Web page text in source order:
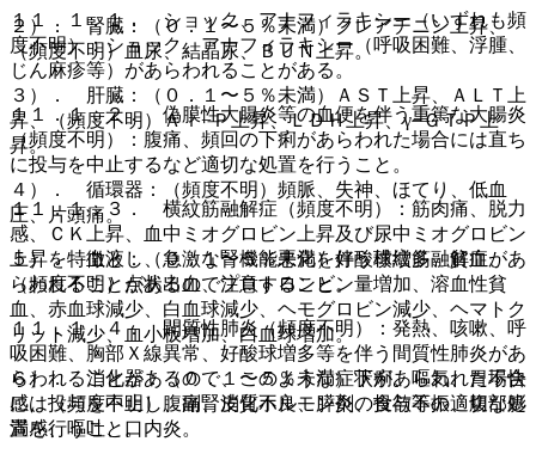
２）． 腎臓：（０．１〜５％未満）クレアチニン上昇、
（頻度不明）血尿、結晶尿、ＢＵＮ上昇。
３）． 肝臓：（０．１〜５％未満）ＡＳＴ上昇、ＡＬＴ上
昇、（頻度不明）Ａｌ−Ｐ上昇、ＬＤＨ上昇、γ−ＧＴＰ上
昇。
４）． 循環器：（頻度不明）頻脈、失神、ほてり、低血
圧、片頭痛。
５）． 血液：（０．１〜５％未満）好酸球増多、貧血、
（頻度不明）点状出血、プロトロンビン量増加、溶血性貧
血、赤血球減少、白血球減少、ヘモグロビン減少、ヘマトク
リット減少、血小板増加、白血球増加。
６）． 消化器：（０．１〜５％未満）下痢、嘔気、胃不快
感、（頻度不明）腹痛、消化不良、膵炎、食欲不振、腹部膨
満感、嘔吐、口内炎。
１１．１．１． ショック、アナフィラキシー（いずれも頻
度不明）：ショック、アナフィラキシー（呼吸困難、浮腫、
じん麻疹等）があらわれることがある。
１１．１．２． 偽膜性大腸炎等の血便を伴う重篤な大腸炎
（頻度不明）：腹痛、頻回の下痢があらわれた場合には直ち
に投与を中止するなど適切な処置を行うこと。
１１．１．３． 横紋筋融解症（頻度不明）：筋肉痛、脱力
感、ＣＫ上昇、血中ミオグロビン上昇及び尿中ミオグロビン
上昇を特徴とし、急激な腎機能悪化を伴う横紋筋融解症があ
らわれることがあるので注意すること。
１１．１．４． 間質性肺炎（頻度不明）：発熱、咳嗽、呼
吸困難、胸部Ｘ線異常、好酸球増多等を伴う間質性肺炎があ
らわれることがあるので、このような症状があらわれた場合
には投与を中止し、副腎皮質ホルモン剤の投与等の適切な処
置を行うこと。